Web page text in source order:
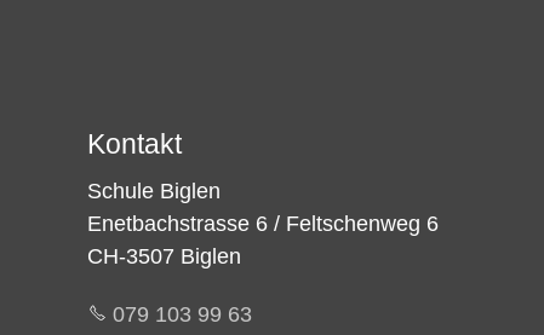
Kontakt
Schule Biglen
Enetbachstrasse 6 / Feltschenweg 6
CH-3507 Biglen
079 103 99 63